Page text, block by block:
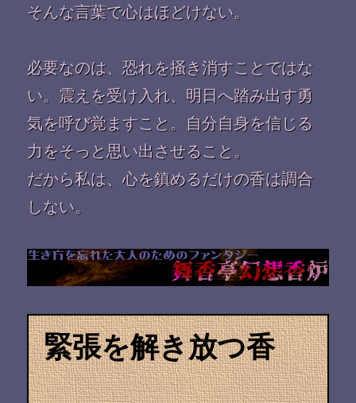
そんな言葉で心はほどけない。
必要なのは、恐れを掻き消すことではな
い。震えを受け入れ、明日へ踏み出す勇
気を呼び覚ますこと。自分自身を信じる
力をそっと思い出させること。
だから私は、心を鎮めるだけの香は調合
しない。
緊張を解き放つ香